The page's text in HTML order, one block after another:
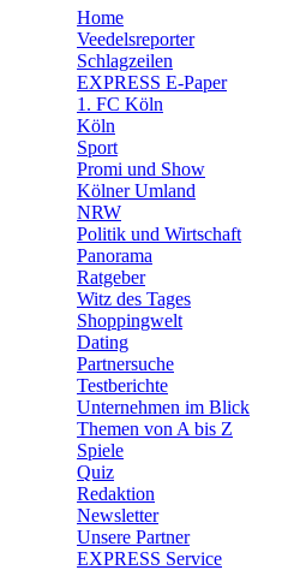
🛒 Shoppingwelt
🧩 Spiele
Home
Veedelsreporter
Schlagzeilen
EXPRESS E-Paper
1. FC Köln
Köln
Sport
Promi und Show
Kölner Umland
NRW
Politik und Wirtschaft
Panorama
Ratgeber
Witz des Tages
Shoppingwelt
Dating
Partnersuche
Testberichte
Unternehmen im Blick
Themen von A bis Z
Spiele
Quiz
Redaktion
Newsletter
Unsere Partner
EXPRESS Service